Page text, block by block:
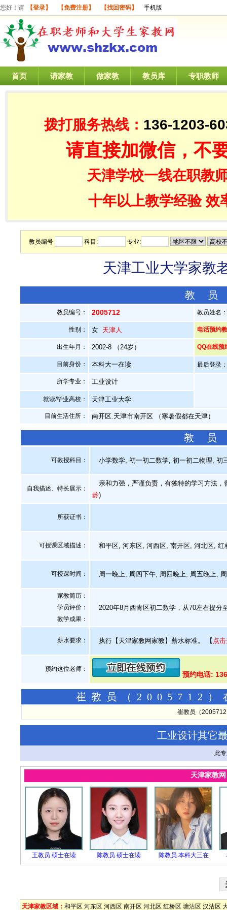
您好！请 【登录】 【免费注册】 【找回密码】 手机版
首页 请家教 做家教 教员库 专职教师
拨打服务热线： 136-1203-
请直接加微信，不
天津学校一线在职教
十年以上教学经验 效
教员编号 科目: 专业:
天津工业大学家教
教
教员编号： 2005712 教员姓名
性别： 女 天津人 电话预约
出生年月： 2002-8 （24岁） QQ在线预
目前身份： 本科大一在读 最后登录
所学专业： 工业设计
就读/毕业高校： 天津工业大学
目前生活住所： 南开区.天津市南开区 （寒暑假都在天津）
教 员
可教授科目： 小学数学, 初一初二数学, 初一初二物理, 初
自我描述、特长展示 ：
亲和力强，严谨负责，有独特的学习方法，
龄)
所获证书 ：
可授课区域描述： 和平区, 河东区, 河西区, 南开区, 河北区, 红
可授课时间： 周一晚上, 周四下午, 周四晚上, 周五晚上,
家教简历：
学员评价：
教学成果：
2020年8月西青区初二数学，从70左右提分
薪水要求： 执行【天津家教网家教】薪水标准。 【 点
预约这位老师：
预约电话:
崔教员（2005712）
崔教员（
工业设计其它
此
天津家教
王教员.硕士在读 陈教员.硕士在读 陈教员.本科大三在
天津家教区域： 和平区 河东区 河西区 南开区 河北区 红桥区 塘沽区 汉沽区